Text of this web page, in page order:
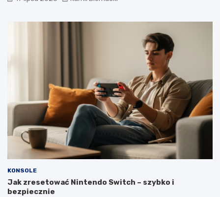
KONSOLE
Jak zresetować Nintendo Switch – szybko i
bezpiecznie